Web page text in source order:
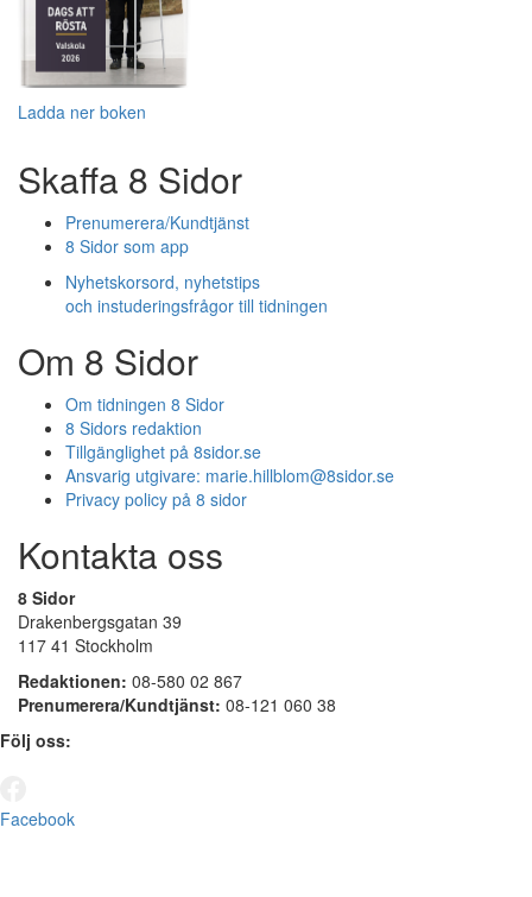
Ladda ner boken
Skaffa 8 Sidor
Prenumerera/Kundtjänst
8 Sidor som app
Nyhetskorsord, nyhetstips
och instuderingsfrågor till tidningen
Om 8 Sidor
Om tidningen 8 Sidor
8 Sidors redaktion
Tillgänglighet på 8sidor.se
Ansvarig utgivare: marie.hillblom@8sidor.se
Privacy policy på 8 sidor
Kontakta oss
8 Sidor
Drakenbergsgatan 39
117 41 Stockholm
Redaktionen: 08-580 02 867
Prenumerera/Kundtjänst: 08-121 060 38
Följ oss:
Facebook